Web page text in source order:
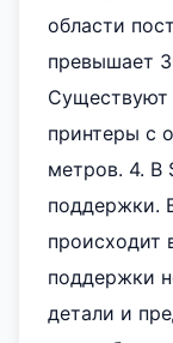
области
превышает
принтеры с
метров. 4. В
поддержки.
происходит
поддержки
детали и